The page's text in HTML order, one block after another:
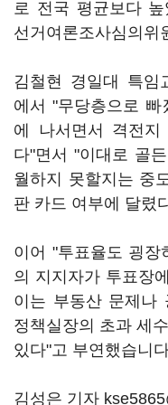
로 전국 평균보다
선거여론조사심의위
김철현 경일대 특임
에서 "무당층으로 빠
에 나서면서 격전
다"면서 "이대로 골
월하지 못할지는 중
판 카드 여부에 달렸
이어 "투표율도 굉장
의 지지자가 투표장
이는 부동산 문제나
정책실장의 초과 세
있다"고 부연했습니
김성은 기자